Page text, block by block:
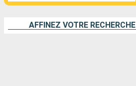
AFFINEZ VOTRE RECHERCHE